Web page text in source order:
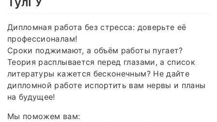
Дипломная работа без стресса: доверьте её
профессионалам!
Сроки поджимают, а объём работы пугает?
Теория расплывается перед глазами, а список
литературы кажется бесконечным? Не дайте
дипломной работе испортить вам нервы и планы
на будущее!
Мы поможем вам: